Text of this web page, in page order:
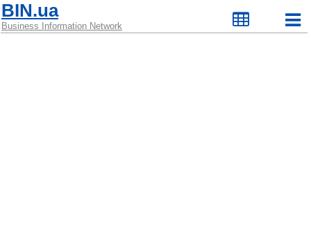
BIN.ua
Business Information Network